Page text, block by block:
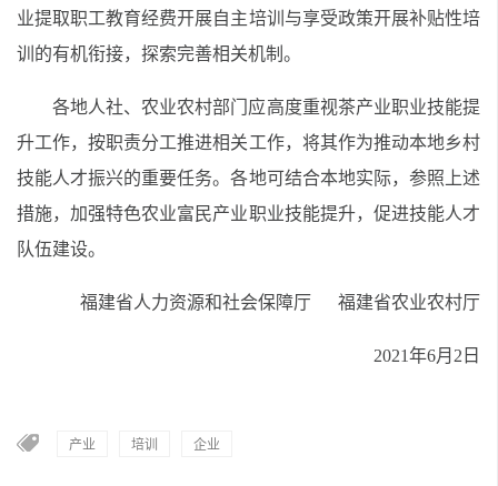
业提取职工教育经费开展自主培训与享受政策开展补贴性培
训的有机衔接，探索完善相关机制。
各地人社、农业农村部门应高度重视茶产业职业技能提
升工作，按职责分工推进相关工作，将其作为推动本地乡村
技能人才振兴的重要任务。各地可结合本地实际，参照上述
措施，加强特色农业富民产业职业技能提升，促进技能人才
队伍建设。
福建省人力资源和社会保障厅 福建省农业农村厅
2021年6月2日
产业 培训 企业